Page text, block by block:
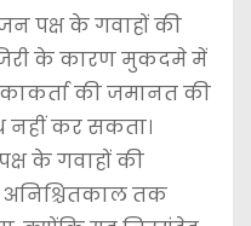
पक्ष के गवाहों की
के कारण मुकदमे में
की जमानत की
नहीं कर सकता।
के गवाहों की
अनिश्चितकाल तक